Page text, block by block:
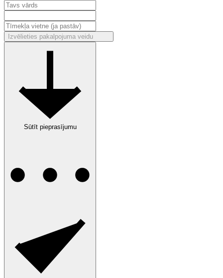
Izvēlieties pakalpojuma veidu
Sūtīt pieprasījumu